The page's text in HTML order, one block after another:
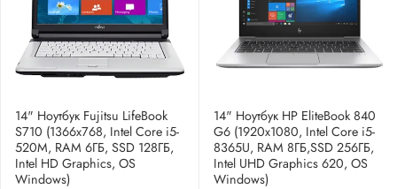
14" Ноутбук Fujitsu LifeBook
S710 (1366x768, Intel Core i5-
520M, RAM 6ГБ, SSD 128ГБ,
Intel HD Graphics, OS
Windows)
14" Ноутбук HP EliteBook 840
G6 (1920x1080, Intel Core i5-
8365U, RAM 8ГБ,SSD 256ГБ,
Intel UHD Graphics 620, OS
Windows)